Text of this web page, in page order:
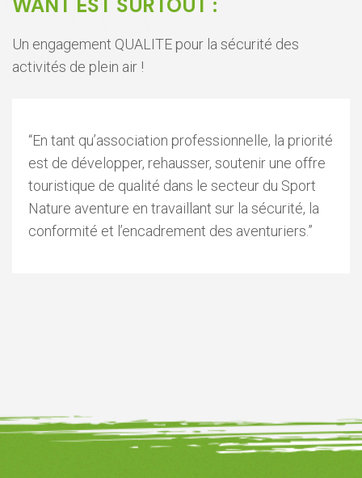
WANT EST SURTOUT :
Un engagement QUALITE pour la sécurité des
activités de plein air !
“En tant qu’association professionnelle, la priorité
est de développer, rehausser, soutenir une offre
touristique de qualité dans le secteur du Sport
Nature aventure en travaillant sur la sécurité, la
conformité et l’encadrement des aventuriers.”